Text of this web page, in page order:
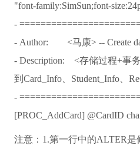
"font-family:SimSun;font-
-
- Author: <马康> -- Create
- Description: <存储过程+事
到Card_Info、Student_Info、
-
[PROC_AddCard] @CardID
注意：1.第一行中的ALTER